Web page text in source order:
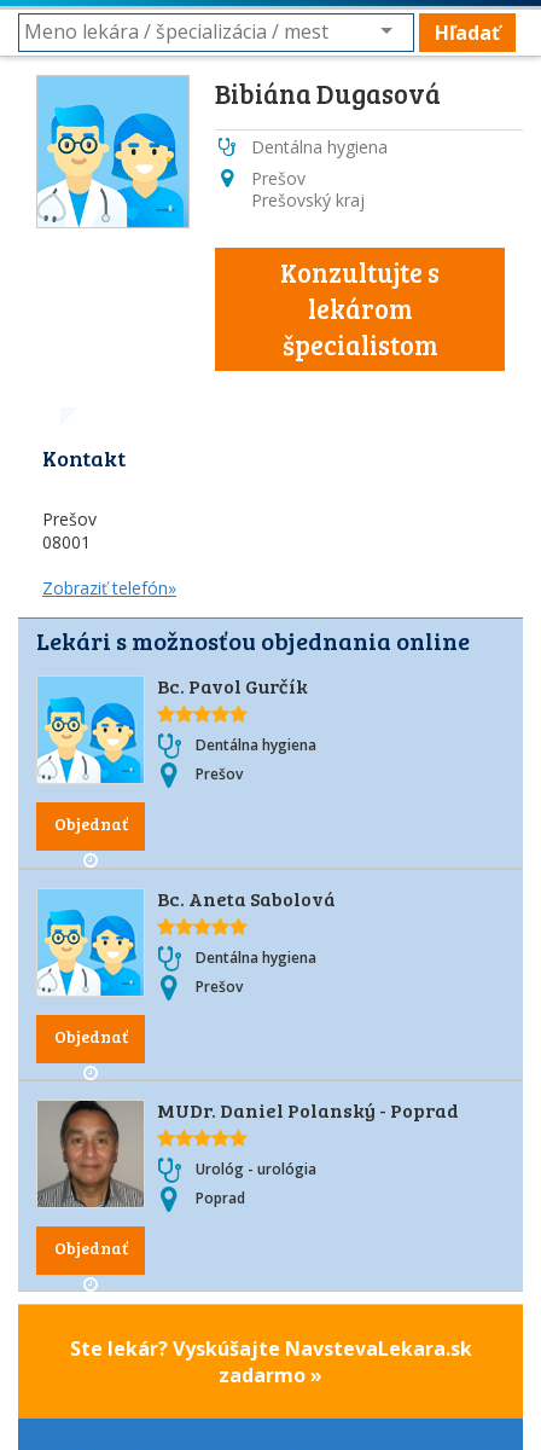
Hľadať
Bibiána Dugasová
Dentálna hygiena
Prešov
Prešovský kraj
Konzultujte s
lekárom
špecialistom
Kontakt
Prešov
08001
Zobraziť telefón»
Lekári s možnosťou objednania online
Objednať
Bc. Pavol Gurčík
Dentálna hygiena
Prešov
Objednať
Bc. Aneta Sabolová
Dentálna hygiena
Prešov
Objednať
MUDr. Daniel Polanský - Poprad
Urológ - urológia
Poprad
Ste lekár? Vyskúšajte NavstevaLekara.sk
zadarmo »